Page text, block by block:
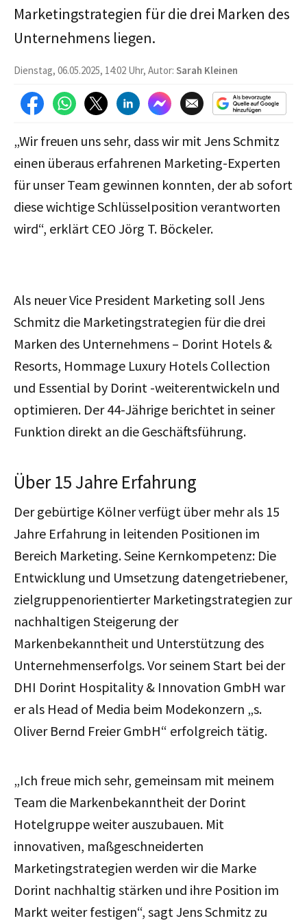
Marketingstrategien für die drei Marken des
Unternehmens liegen.
Dienstag, 06.05.2025, 14:02 Uhr, Autor: Sarah Kleinen
„Wir freuen uns sehr, dass wir mit Jens Schmitz
einen überaus erfahrenen Marketing-Experten
für unser Team gewinnen konnten, der ab sofort
diese wichtige Schlüsselposition verantworten
wird“, erklärt CEO Jörg T. Böckeler.
Als neuer Vice President Marketing soll Jens
Schmitz die Marketingstrategien für die drei
Marken des Unternehmens – Dorint Hotels &
Resorts, Hommage Luxury Hotels Collection
und Essential by Dorint -weiterentwickeln und
optimieren. Der 44-Jährige berichtet in seiner
Funktion direkt an die Geschäftsführung.
Über 15 Jahre Erfahrung
Der gebürtige Kölner verfügt über mehr als 15
Jahre Erfahrung in leitenden Positionen im
Bereich Marketing. Seine Kernkompetenz: Die
Entwicklung und Umsetzung datengetriebener,
zielgruppenorientierter Marketingstrategien zur
nachhaltigen Steigerung der
Markenbekanntheit und Unterstützung des
Unternehmenserfolgs. Vor seinem Start bei der
DHI Dorint Hospitality & Innovation GmbH war
er als Head of Media beim Modekonzern „s.
Oliver Bernd Freier GmbH“ erfolgreich tätig.
„Ich freue mich sehr, gemeinsam mit meinem
Team die Markenbekanntheit der Dorint
Hotelgruppe weiter auszubauen. Mit
innovativen, maßgeschneiderten
Marketingstrategien werden wir die Marke
Dorint nachhaltig stärken und ihre Position im
Markt weiter festigen“, sagt Jens Schmitz zu